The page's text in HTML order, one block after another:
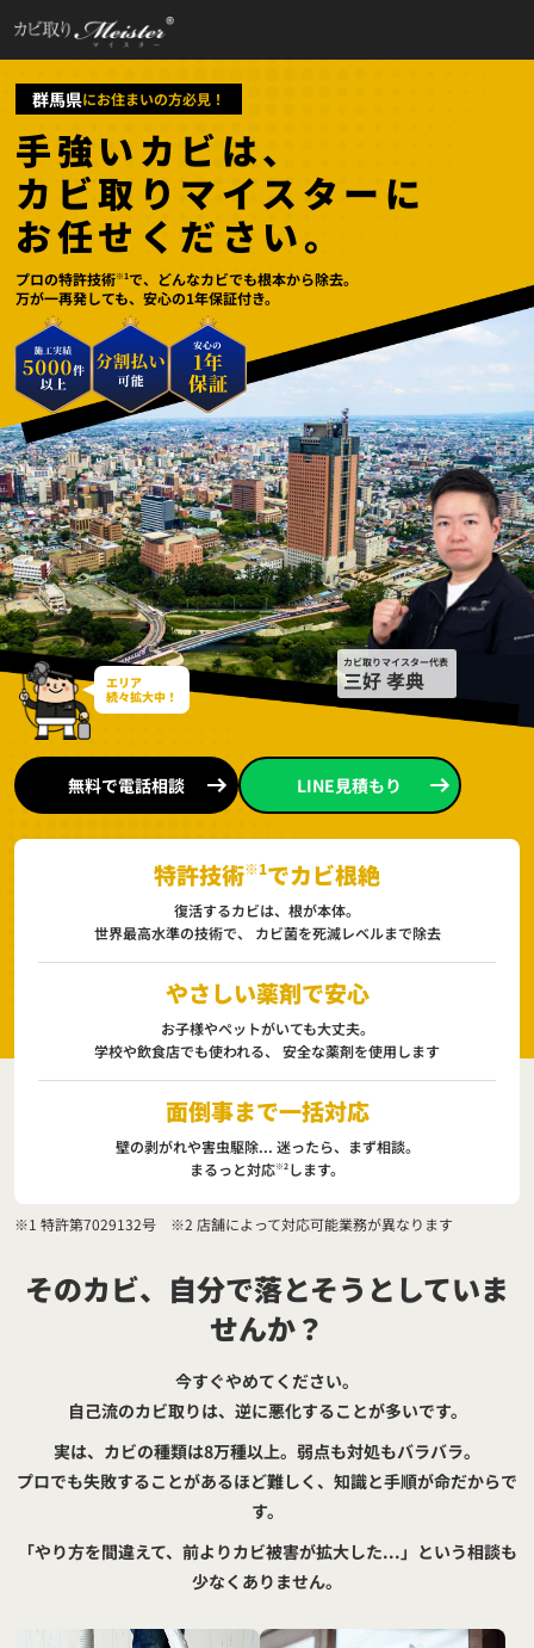
群馬県にお住まいの方必見！
手強いカビは、
カビ取りマイスターに
お任せください。
プロの特許技術※1で、どんなカビでも根本から除去。
万が一再発しても、安心の1年保証付き。
エリア
続々拡大中！
無料で電話相談 LINE見積もり
カビ取りマイスター代表
三好 孝典
特許技術※1でカビ根絶
復活するカビは、根が本体。
世界最高水準の技術で、 カビ菌を死滅レベルまで除去
やさしい薬剤で安心
お子様やペットがいても大丈夫。
学校や飲食店でも使われる、 安全な薬剤を使用します
面倒事まで一括対応
壁の剥がれや害虫駆除... 迷ったら、まず相談。
まるっと対応※2 します。
※1 特許第7029132号 ※2 店舗によって対応可能業務が異なります
そのカビ、自分で落とそうとしていま
せんか？
今すぐやめてください。
自己流のカビ取りは、逆に悪化することが多いです。
実は、カビの種類は8万種以上。弱点も対処もバラバラ。
プロでも失敗することがあるほど難しく、知識と手順が命だからで
す。
「やり方を間違えて、前よりカビ被害が拡大した...」という相談も
少なくありません。